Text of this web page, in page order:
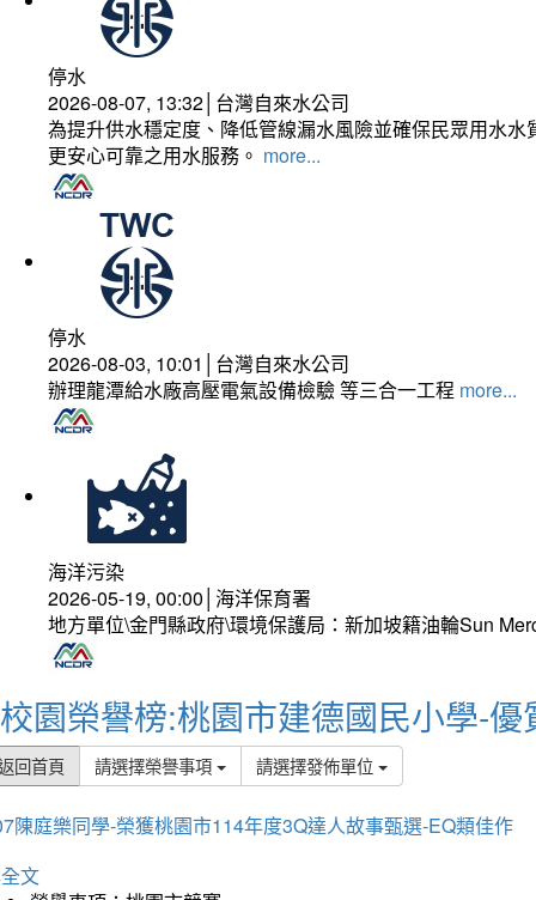
停水
2026-08-07, 13:32│台灣自來水公司
為提升供水穩定度、降低管線漏水風險並確保民眾用水
更安心可靠之用水服務。 more...
停水
2026-08-03, 10:01│台灣自來水公司
辦理龍潭給水廠高壓電氣設備檢驗 等三合一工程 more...
海洋污染
2026-05-19, 00:00│海洋保育署
地方單位\金門縣政府\環境保護局：新加坡籍油輪Sun
校園榮譽榜:桃園市建德國民小學-優
回首頁 請選擇榮譽事項 請選擇發佈單位
陳庭樂同學-榮獲桃園市114年度3Q達人故事甄選-EQ類佳作
文